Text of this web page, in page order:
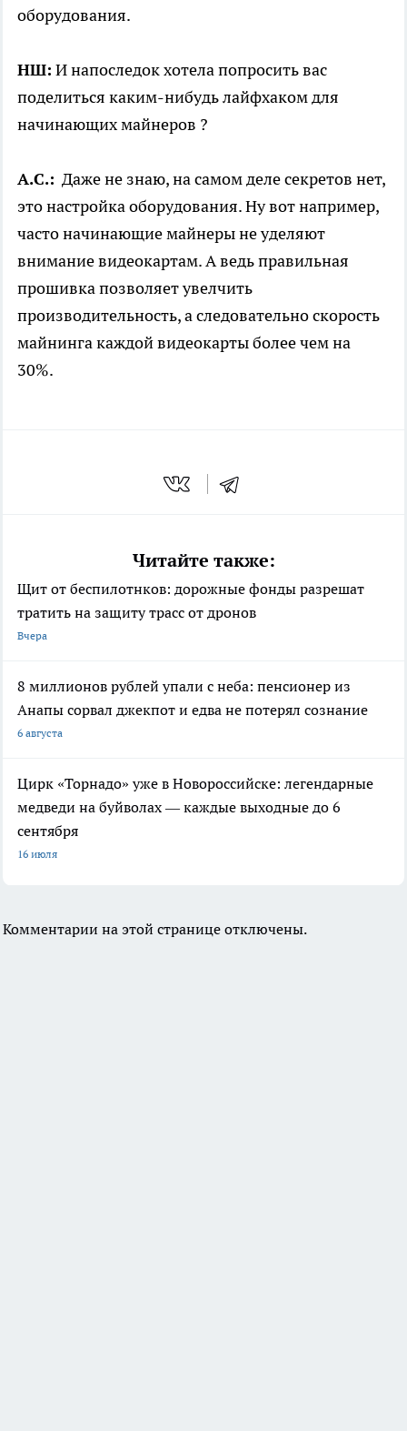
оборудования.
НШ: И напоследок хотела попросить вас
поделиться каким-нибудь лайфхаком для
начинающих майнеров ?
А.С.: Даже не знаю, на самом деле секретов нет,
это настройка оборудования. Ну вот например,
часто начинающие майнеры не уделяют
внимание видеокартам. А ведь правильная
прошивка позволяет увелчить
производительность, а следовательно скорость
майнинга каждой видеокарты более чем на
30%.
Читайте также:
Щит от беспилотнков: дорожные фонды разрешат
тратить на защиту трасс от дронов
Вчера
8 миллионов рублей упали с неба: пенсионер из
Анапы сорвал джекпот и едва не потерял сознание
6 августа
Цирк «Торнадо» уже в Новороссийске: легендарные
медведи на буйволах — каждые выходные до 6
сентября
16 июля
Комментарии на этой странице отключены.